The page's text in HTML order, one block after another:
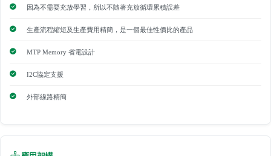
因為不需要充放學習，所以不隨著充放循環累積誤差
生產流程縮短及生產費用精簡，是一個最佳性價比的產品
MTP Memory 省電設計
I2C協定支援
外部線路精簡